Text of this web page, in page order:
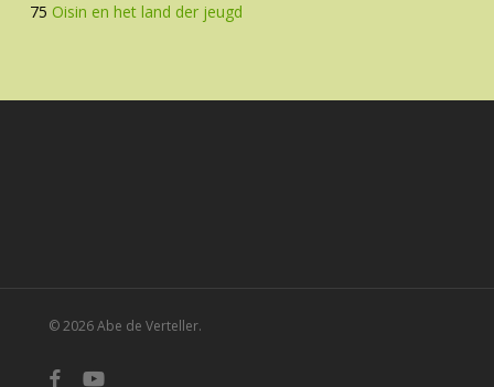
75 Oisin en het land der jeugd
© 2026 Abe de Verteller.
facebookyoutube